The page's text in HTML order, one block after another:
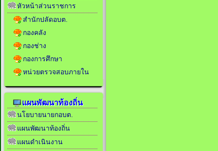
หัวหน้าส่วนราชการ
สำนักปลัดอบต.
กองคลัง
กองช่าง
กองการศึกษา
หน่วยตรวจสอบภายใน
แผนพัฒนาท้องถิ่น
นโยบายนายกอบต.
แผนพัฒนาท้องถิ่น
แผนดำเนินงาน